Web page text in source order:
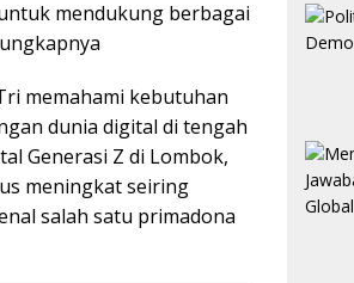
mendukung berbagai
memahami kebutuhan
dunia digital di tengah
Generasi Z di Lombok,
meningkat seiring
salah satu primadona